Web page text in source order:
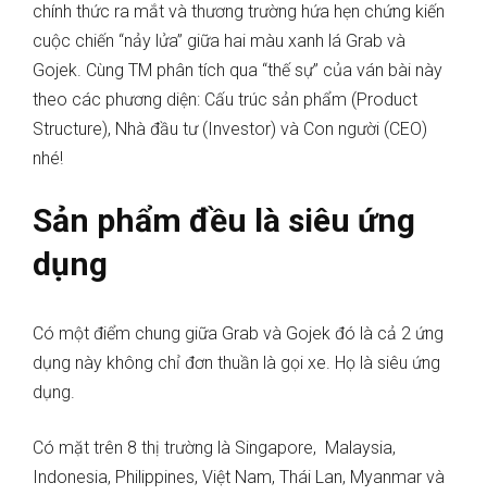
chính thức ra mắt và thương trường hứa hẹn chứng kiến
cuộc chiến “nảy lửa” giữa hai màu xanh lá Grab và
Gojek. Cùng TM phân tích qua “thế sự” của ván bài này
theo các phương diện: Cấu trúc sản phẩm (Product
Structure), Nhà đầu tư (Investor) và Con người (CEO)
nhé!
Sản phẩm đều là siêu ứng
dụng
Có một điểm chung giữa Grab và Gojek đó là cả 2 ứng
dụng này không chỉ đơn thuần là gọi xe. Họ là siêu ứng
dụng.
Có mặt trên 8 thị trường là Singapore, Malaysia,
Indonesia, Philippines, Việt Nam, Thái Lan, Myanmar và